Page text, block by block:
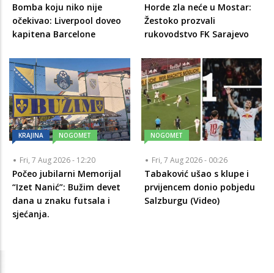
Bomba koju niko nije
očekivao: Liverpool doveo
kapitena Barcelone
Horde zla neće u Mostar:
Žestoko prozvali
rukovodstvo FK Sarajevo
KRAJINA NOGOMET
Fri, 7 Aug 2026 - 12:20
Počeo jubilarni Memorijal
“Izet Nanić”: Bužim devet
dana u znaku futsala i
sjećanja.
NOGOMET
Fri, 7 Aug 2026 - 00:26
Tabaković ušao s klupe i
prvijencem donio pobjedu
Salzburgu (Video)